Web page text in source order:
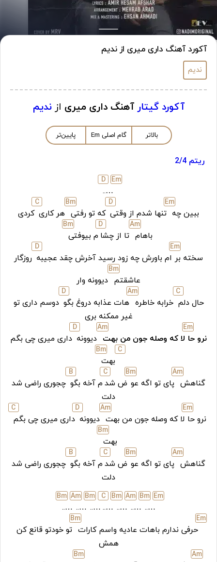
آکورد آهنگ داری میری از ندیم
ندیم
آکورد گیتار آهنگ داری میری ازندیم
بالاتر گام اصلی Em پایین‌تر
ریتم 2/4
Em
…..
D
ببین چه
Em
تنها شدم از وقتی
D
که تو رفتی
Bm
هر کاری
C
کردی
باهام
Am
تا از چشا
D
م بیوفتی
Bm
سخته بر
Em
ام باورش چه زود رسید آخرش چقد عجیبه
D
روزگار
عاشقتم
Bm
دیوونه وار
حال دلم
C
خرابه خاطره
Am
هات عذابه دروغ بگو
D
دوسم داری تو
غیر ممکنه بری
نرو حا
Em
لا که وصله جون من بهت
Am
دیوونه
D
داری میری چی بگم
C
بهت
Bm
گناهش
Am
پای تو اگه عو
Bm
ض شد
C
م آخه بگو
B
چجوری راضی شد
دلت
نرو حا
Em
لا که وصله جون من بهت
Am
دیوونه
D
داری میری چی بگم
C
بهت
Bm
گناهش
Am
پای تو اگه عو
Bm
ض شد
C
م آخه بگو
B
چجوری راضی شد
دلت
Em
…..
Bm
…..
Am
…..
Bm
…..
C
…..
Bm
…..
Am
…..
Bm
Em
حرفی ندارم باهات عادیه واسم کارات
Bm
تو خودتو قانع کن
همش
Am
Bm